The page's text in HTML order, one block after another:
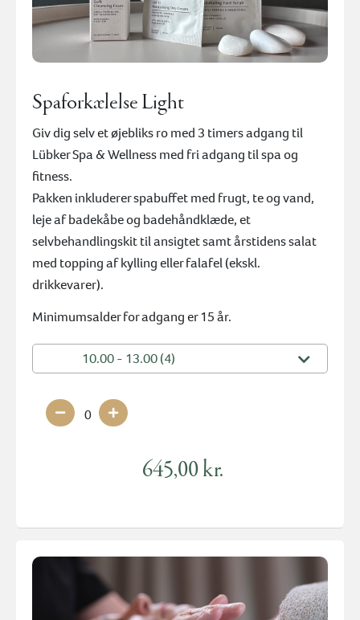
Spaforkælelse Light
Giv dig selv et øjebliks ro med 3 timers adgang til
Lübker Spa & Wellness med fri adgang til spa og
fitness.
Pakken inkluderer spabuffet med frugt, te og vand,
leje af badekåbe og badehåndklæde, et
selvbehandlingskit til ansigtet samt årstidens salat
med topping af kylling eller falafel (ekskl.
drikkevarer).
Minimumsalder for adgang er 15 år.
10.00 - 13.00 (4)
0
645,00 kr.